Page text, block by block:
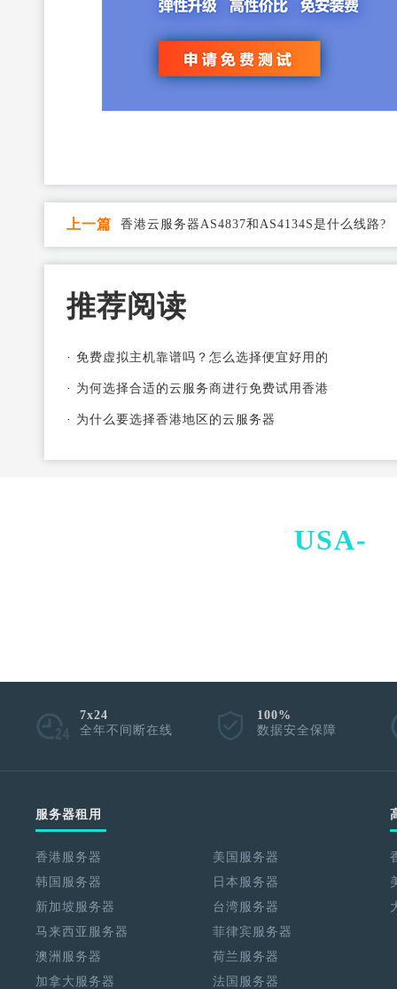
上一篇 香港云服务器AS4837和AS4134S是什么线路?
推荐阅读
· 免费虚拟主机靠谱吗？怎么选择便宜好用的
· 为何选择合适的云服务商进行免费试用香港
· 为什么要选择香港地区的云服务器
USA-
7x24
全年不间断在线
100%
数据安全保障
服务器租用
香港服务器
美国服务器
韩国服务器
日本服务器
新加坡服务器
台湾服务器
马来西亚服务器
菲律宾服务器
澳洲服务器
荷兰服务器
加拿大服务器
法国服务器